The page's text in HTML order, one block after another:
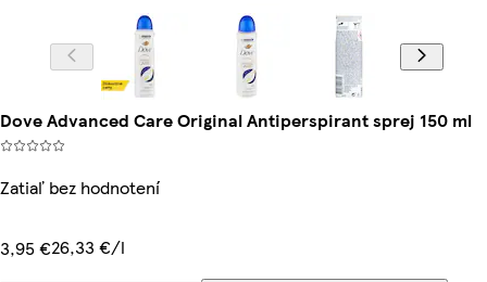
Dove Advanced Care Original Antiperspirant sprej 150 ml
Zatiaľ bez hodnotení
3,95 €26,33 €/l